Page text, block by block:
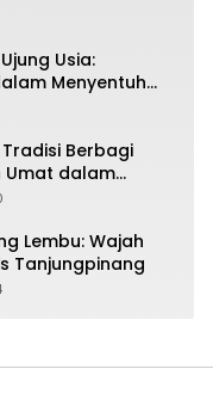
Usia:
Menyentuh
Berbagi
Umat dalam
dalam
Lembu: Wajah
Tanjungpinang